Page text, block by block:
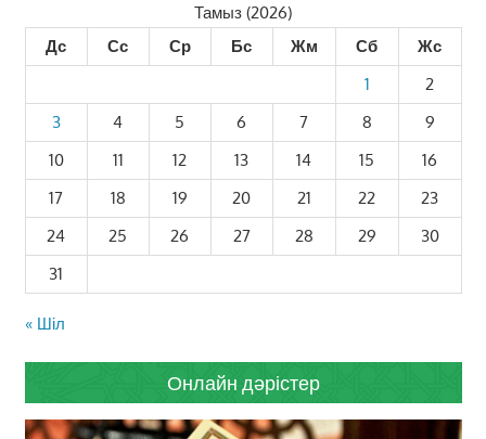
Тамыз (2026)
Дс
Сс Ср Бс Жм Сб
Жс
1
2
3
4 5 6 7 8
9
10
11 12 13 14 15
16
17
18 19 20 21 22
23
24
25 26 27 28 29
30
31
« Шіл
Онлайн дәрістер